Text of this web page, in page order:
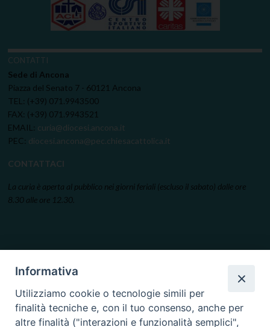
CONTATTI
Sede di Ancona
Piazza del Senato 7 - 60121 Ancona
TEL: (+39) 071.9943500
FAX: (+39) 071.9943521
EMAIL: curia@diocesi.ancona.it
PEC: diocesi.ancona@pec.chiesacattolica.it
CONTATTACI
La curia è aperta al pubblico nei giorni feriali (escluso il sabato) dalle ore
8.30 alle ore 12.30.
Informativa
Utilizziamo cookie o tecnologie simili per
finalità tecniche e, con il tuo consenso, anche per
altre finalità ("interazioni e funzionalità semplici",